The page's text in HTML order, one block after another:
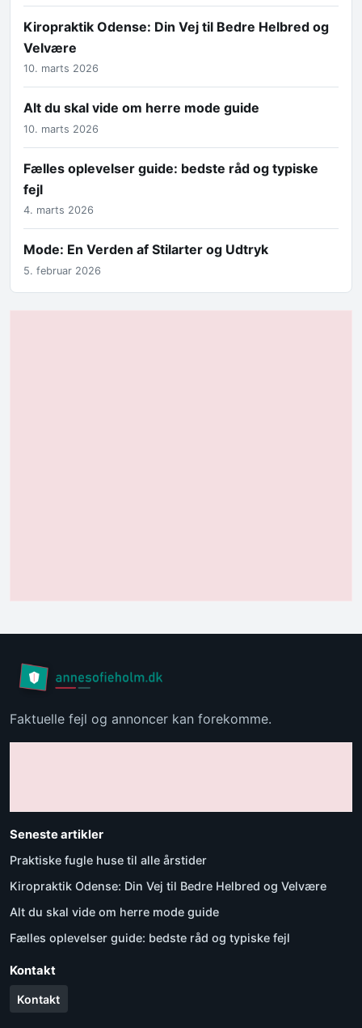
Kiropraktik Odense: Din Vej til Bedre Helbred og
Velvære
10. marts 2026
Alt du skal vide om herre mode guide
10. marts 2026
Fælles oplevelser guide: bedste råd og typiske
fejl
4. marts 2026
Mode: En Verden af Stilarter og Udtryk
5. februar 2026
Faktuelle fejl og annoncer kan forekomme.
Seneste artikler
Praktiske fugle huse til alle årstider
Kiropraktik Odense: Din Vej til Bedre Helbred og Velvære
Alt du skal vide om herre mode guide
Fælles oplevelser guide: bedste råd og typiske fejl
Kontakt
Kontakt